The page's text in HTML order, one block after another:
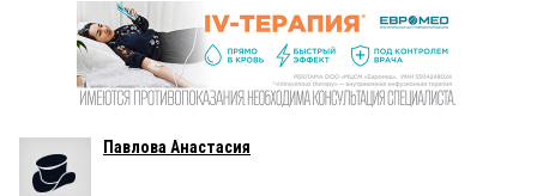
Павлова Анастасия